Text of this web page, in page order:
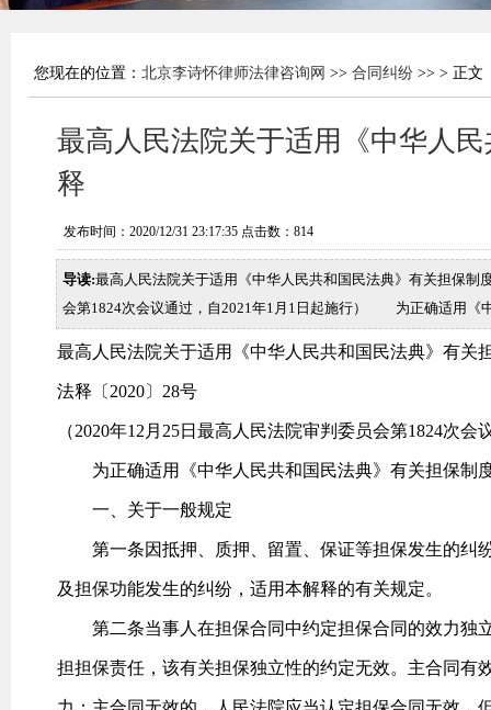
您现在的位置： 北京李诗怀律师法律咨询网 >> 合同纠纷 >> > 正文
最高人民法院关于适用《中华人
释
发布时间：2020/12/31 23:17:35 点击数： 814
导读:最高人民法院关于适用《中华人民共和国民法典》有关担保制
会第1824次会议通过，自2021年1月1日起施行） 为正确适用《
最高人民法院关于适用《中华人民共和国民法典》有关
法释〔2020〕28号
（2020年12月25日最高人民法院审判委员会第1824次
为正确适用《中华人民共和国民法典》有关担保制
一、关于一般规定
第一条因抵押、质押、留置、保证等担保发生的纠
及担保功能发生的纠纷，适用本解释的有关规定。
第二条当事人在担保合同中约定担保合同的效力独
担担保责任，该有关担保独立性的约定无效。主合同有